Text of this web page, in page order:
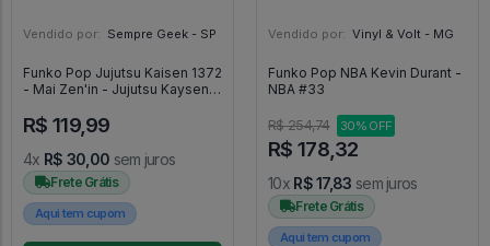
Vendido por: Sempre Geek - SP
Funko Pop Jujutsu Kaisen 1372
- Mai Zen'in - Jujutsu Kaysen
R$ 119,99
4x R$ 30,00 sem juros
Frete Grátis
Aqui tem cupom
Vendido por: Vinyl & Volt - MG
Funko Pop NBA Kevin Durant -
NBA #33
R$ 254,74 30% OFF
R$ 178,32
10x R$ 17,83 sem juros
Frete Grátis
Aqui tem cupom